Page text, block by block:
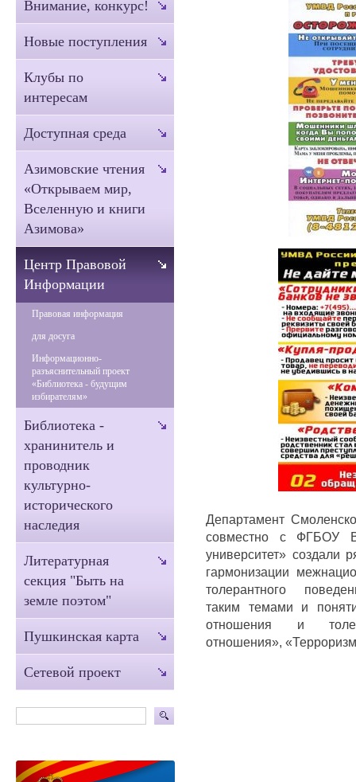
Департамент
совместно с ФГБОУ
университет» создали
гармонизации
толерантного
таким темами и
отношения и
отношения»,
Внимание, конкурс!
Новые поступления
Клубы по
интересам
Доступная среда
Азимовские чтения
«Открываем мир,
Вселенную и книги
Азимова»
Центр Правовой
Информации
Правовая информация
для досуга
Информационно-
разъяснительный проект
«Библиотека - будущим
избирателям»
Библиотека -
хранинитель и
проводник
культурно-
исторического
наследия
Литературная
секция "Быть на
земле поэтом"
Пушкинская карта
Сетевой проект